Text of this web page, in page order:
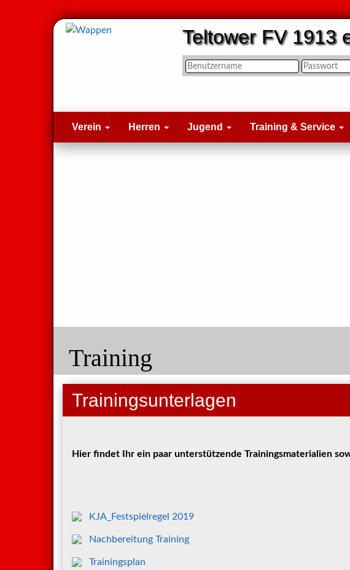
Teltower FV 1913
Verein Herren Jugend Training & Service
Training
Trainingsunterlagen
Hier findet Ihr ein paar unterstützende Trainingsmaterialien
KJA_Festspielregel 2019
Nachbereitung Training
Trainingsplan